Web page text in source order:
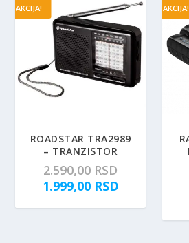
AKCIJA!
ROADSTAR TRA2989
– TRANZISTOR
2.590,00RSD
r
1.999,00 RSDT
AKCIJA!